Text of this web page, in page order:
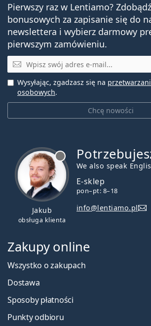
Pierwszy raz w Lentiamo?
bonusowych za zapisanie się do
newslettera i wybierz darmowy
pierwszym zamówieniu.
E-mail
Chcę nowości
Wysyłając, zgadzasz się na
osobowych.
Jakub
obsługa klienta
We also speak
E-sklep
pon–pt: 8–18
info@lentiamo.pl
Zakupy online
Wszystko o zakupach
Dostawa
Sposoby płatności
Punkty odbioru